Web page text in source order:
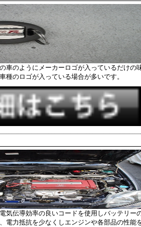
車のようにメーカーロゴが入っているだけの
種のロゴが入っている場合が多いです。
気伝導効率の良いコードを使用しバッテリー
電力抵抗を少なくしエンジンや各部品の性能